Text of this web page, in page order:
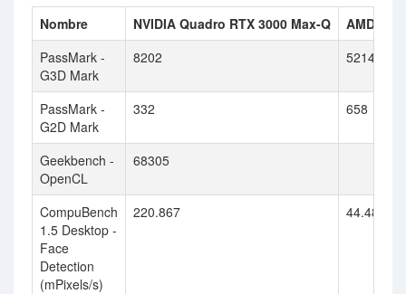
Nombre NVIDIA Quadro RTX 3000 Max-Q
AMD
PassMark -
G3D Mark
8202 5214
PassMark -
G2D Mark
332 658
Geekbench -
OpenCL
68305
CompuBench
1.5 Desktop -
Face
Detection
(mPixels/s)
220.867 44.481